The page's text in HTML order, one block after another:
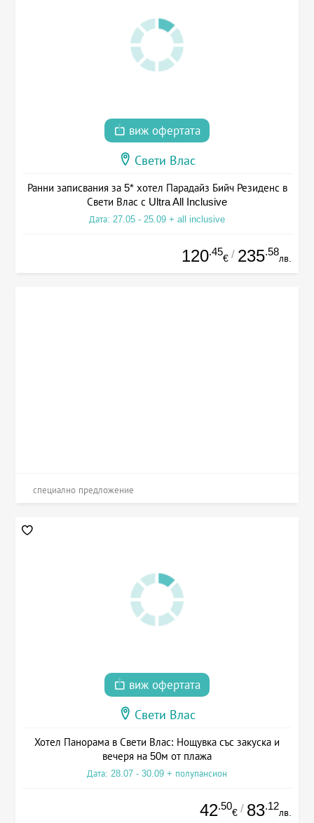
виж офертата
Свети Влас
Ранни записвания за 5* хотел Парадайз Бийч Резиденс в
Свети Влас с Ultra All Inclusive
Дата: 27.05 - 25.09 + all inclusive
120.45
€ / 235.58
лв.
специално предложение
виж офертата
Свети Влас
Хотел Панорама в Свети Влас: Нощувка със закуска и
вечеря на 50м от плажа
Дата: 28.07 - 30.09 + полупансион
42.50
€ / 83.12
лв.